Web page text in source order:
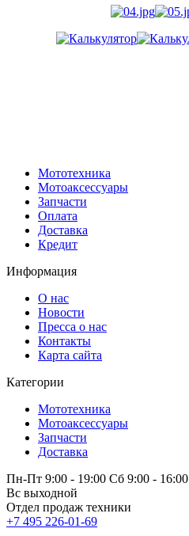
Мототехника
Мотоаксессуары
Запчасти
Оплата
Доставка
Кредит
Информация
О нас
Новости
Пресса о нас
Контакты
Карта сайта
Категории
Мототехника
Мотоаксессуары
Запчасти
Доставка
Пн-Пт 9:00 - 19:00 Сб 9:00 - 16:00
Вс выходной
Отдел продаж техники
+7 495 226-01-69